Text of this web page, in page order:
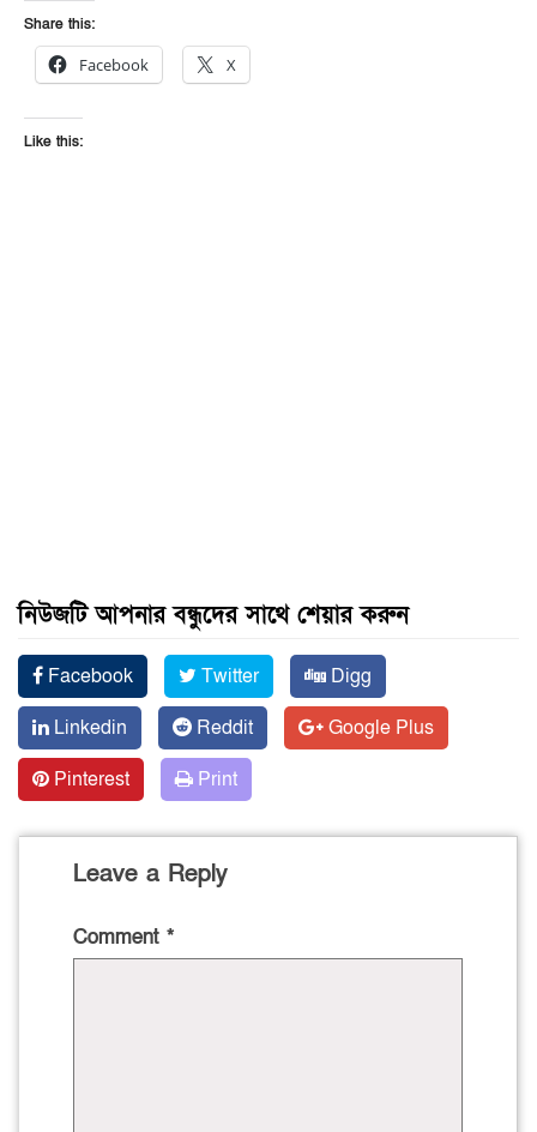
Share this:
Facebook X
Like this:
নিউজটি আপনার বন্ধুদের সাথে শেয়ার করুন
Facebook Twitter
Digg
Linkedin
Reddit
Google Plus
Pinterest
Print
Leave a Reply
Comment *